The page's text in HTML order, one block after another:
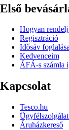
Első
Hogyan
Regisztráció
Idősáv
Kedvenceim
ÁFÁ-s számla
Kapcsolat
Tesco.hu
Áruházkereső